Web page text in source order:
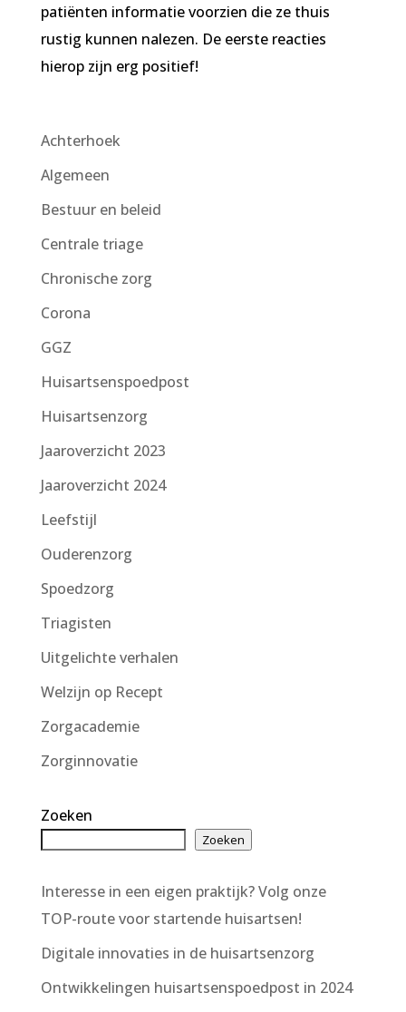
patiënten informatie voorzien die ze thuis
rustig kunnen nalezen. De eerste reacties
hierop zijn erg positief!
Achterhoek
Algemeen
Bestuur en beleid
Centrale triage
Chronische zorg
Corona
GGZ
Huisartsenspoedpost
Huisartsenzorg
Jaaroverzicht 2023
Jaaroverzicht 2024
Leefstijl
Ouderenzorg
Spoedzorg
Triagisten
Uitgelichte verhalen
Welzijn op Recept
Zorgacademie
Zorginnovatie
Zoeken
Zoeken
Interesse in een eigen praktijk? Volg onze
TOP-route voor startende huisartsen!
Digitale innovaties in de huisartsenzorg
Ontwikkelingen huisartsenspoedpost in 2024